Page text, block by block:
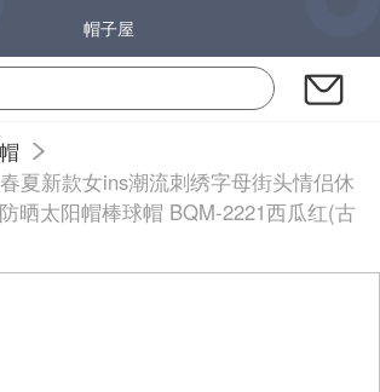
帽子屋
夏新款女ins潮流刺绣字母街头情侣休
晒太阳帽棒球帽 BQM-2221西瓜红(古